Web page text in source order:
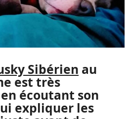
Sibérien au
est très
écoutant son
expliquer les